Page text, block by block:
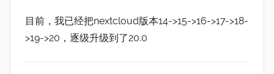
目前，我已经把nextcloud版本14->15->16->17->18-
>19->20，逐级升级到了20.0